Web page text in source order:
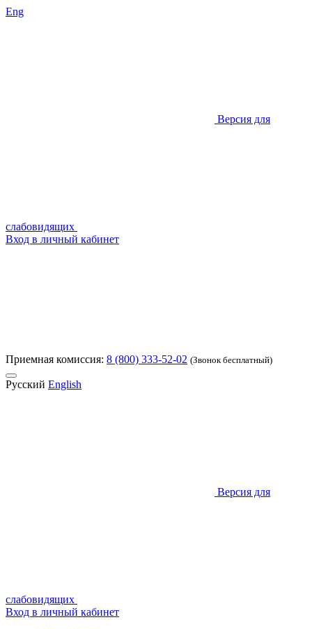
Eng
Версия для
слабовидящих
Вход в личный кабинет
Приемная комиссия: 8 (800) 333-52-02 (Звонок бесплатный)
Русский English
Версия для
слабовидящих
Вход в личный кабинет